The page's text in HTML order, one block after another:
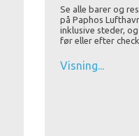
Se alle barer og
på Paphos
inklusive steder,
før eller efter
Visning...